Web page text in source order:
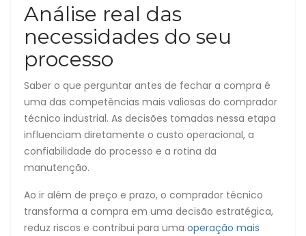
Análise real das
necessidades do seu
processo
Saber o que perguntar antes de fechar a compra é
uma das competências mais valiosas do comprador
técnico industrial. As decisões tomadas nessa etapa
influenciam diretamente o custo operacional, a
confiabilidade do processo e a rotina da
manutenção.
Ao ir além de preço e prazo, o comprador técnico
transforma a compra em uma decisão estratégica,
reduz riscos e contribui para uma operação mais